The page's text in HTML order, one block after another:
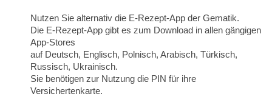
Nutzen Sie alternativ die E-Rezept-App der Gematik.
Die E-Rezept-App gibt es zum Download in allen gängigen
App-Stores
auf Deutsch, Englisch, Polnisch, Arabisch, Türkisch,
Russisch, Ukrainisch.
Sie benötigen zur Nutzung die PIN für ihre
Versichertenkarte.